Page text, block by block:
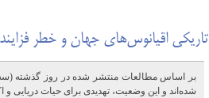
تاریکی اقیانوس‌های جهان و خطر
شده‌اند و این وضعیت، تهدیدی برای حیات دریایی